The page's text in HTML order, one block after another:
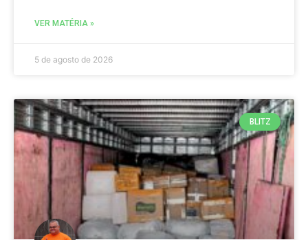
VER MATÉRIA »
5 de agosto de 2026
BLITZ